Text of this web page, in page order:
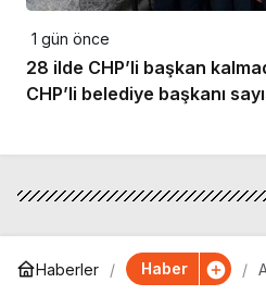
1 gün önce
28 ilde CHP’li başkan
CHP’li belediye başkanı
Haberler Haber